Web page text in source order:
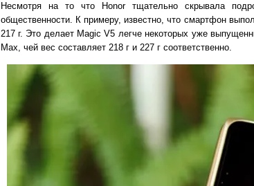
Несмотря на то что Honor тщательно скрывала
общественности. К примеру, известно, что смартфон
217 г. Это делает Magic V5 легче некоторых уже
Max, чей вес составляет 218 г и 227 г соответственно.